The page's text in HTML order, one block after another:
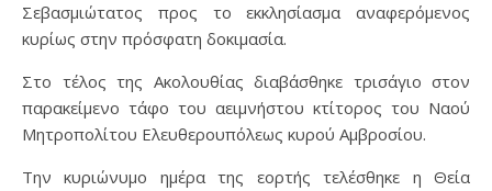
Σεβασμιώτατος προς το εκκλησίασμα αναφερόμενος
κυρίως στην πρόσφατη δοκιμασία.
Στο τέλος της Ακολουθίας διαβάσθηκε τρισάγιο στον
παρακείμενο τάφο του αειμνήστου κτίτορος του Ναού
Μητροπολίτου Ελευθερουπόλεως κυρού Αμβροσίου.
Την κυριώνυμο ημέρα της εορτής τελέσθηκε η Θεία